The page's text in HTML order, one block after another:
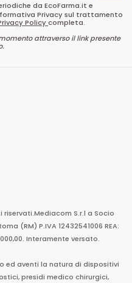
da EcoFarma.it e
Privacy sul trattamento
Policycompleta.
attraverso il link presente
riservati.Mediacom S.r.l a Socio
(RM) P.IVA 12432541006 REA:
Interamente versato.
ed aventi la natura di dispositivi
presidi medico chirurgici,